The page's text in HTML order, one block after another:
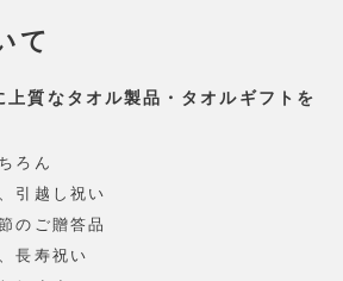
て
上質なタオル製品・タオルギフトを
ろん
引越し祝い
のご贈答品
長寿祝い